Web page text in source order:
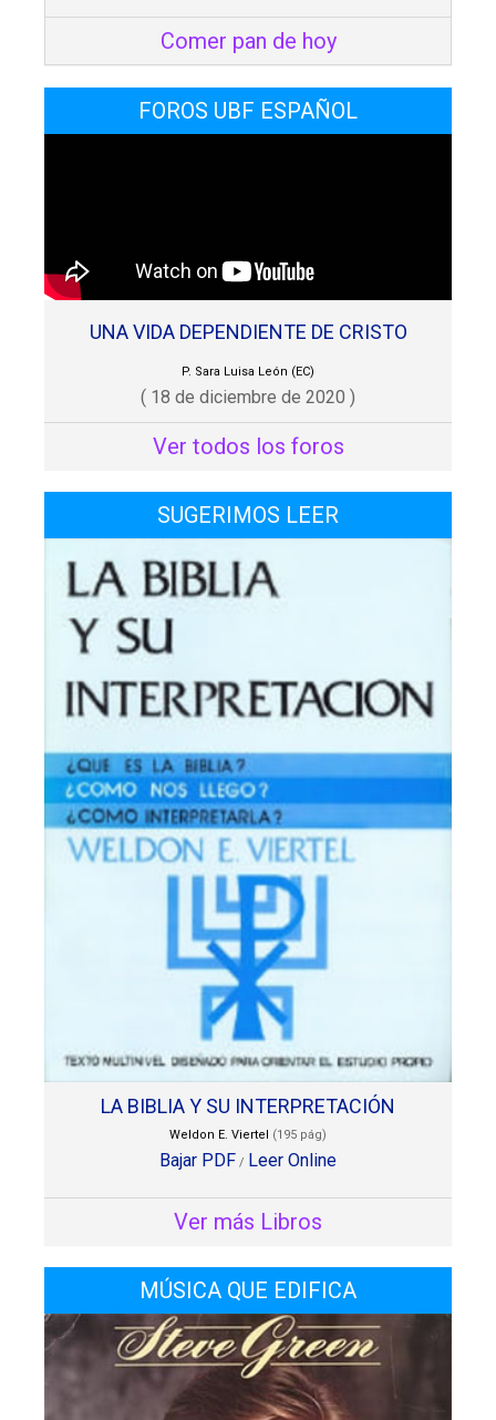
Comer pan de hoy
FOROS UBF ESPAÑOL
UNA VIDA DEPENDIENTE DE CRISTO
P. Sara Luisa León (EC)
( 18 de diciembre de 2020 )
Ver todos los foros
SUGERIMOS LEER
LA BIBLIA Y SU INTERPRETACIÓN
Weldon E. Viertel (195 pág)
Bajar PDF / Leer Online
Ver más Libros
MÚSICA QUE EDIFICA